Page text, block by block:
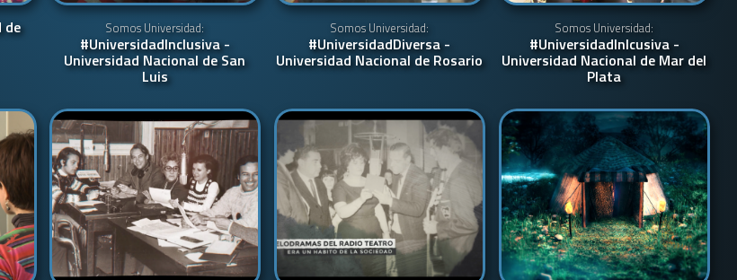
de Somos Universidad:
#UniversidadInclusiva -
Universidad Nacional de San
Luis
Somos Universidad:
#UniversidadDiversa -
Universidad Nacional de Rosario
Somos Universidad:
#UniversidadInlcusiva -
Universidad Nacional de Mar del
Plata